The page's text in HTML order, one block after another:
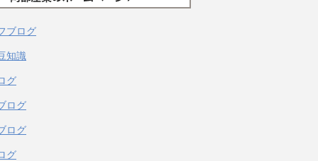
ブログ
知識
グ
ログ
ログ
グ